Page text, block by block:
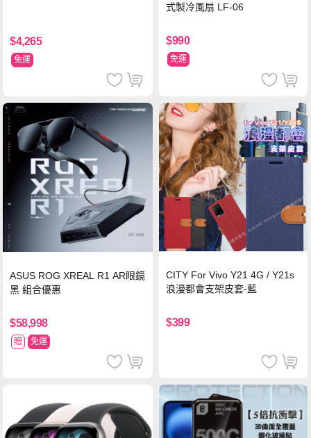
$4,265
免運
式製冷風扇 LF-06
$990
免運
ASUS ROG XREAL R1 AR眼鏡
黑 組合優惠
$58,998
贈 免運
CITY For Vivo Y21 4G / Y21s
浪漫都會支架皮套-藍
$399